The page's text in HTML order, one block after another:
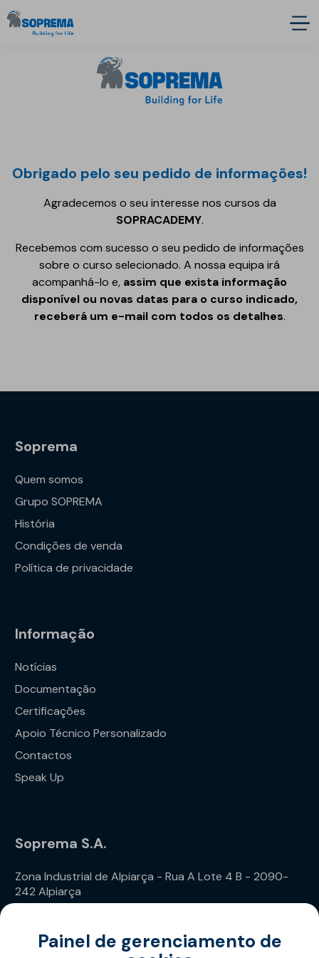
Obrigado pelo seu pedido de informações!
Agradecemos o seu interesse nos cursos da
SOPRACADEMY.
Recebemos com sucesso o seu pedido de informações
sobre o curso selecionado. A nossa equipa irá
acompanhá-lo e, assim que exista informação
disponível ou novas datas para o curso indicado,
receberá um e-mail com todos os detalhes.
Soprema
Quem somos
Grupo SOPREMA
História
Condições de venda
Política de privacidade
Informação
Notícias
Documentação
Certificações
Apoio Técnico Personalizado
Contactos
Speak Up
Soprema S.A.
Zona Industrial de Alpiarça - Rua A Lote 4 B - 2090-
242 Alpiarça
Painel de gerenciamento de